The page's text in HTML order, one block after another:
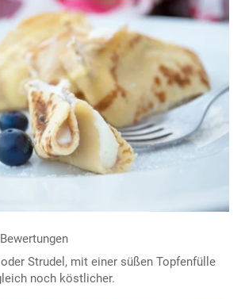
Strudel, mit einer süßen Topfenfülle
noch köstlicher.